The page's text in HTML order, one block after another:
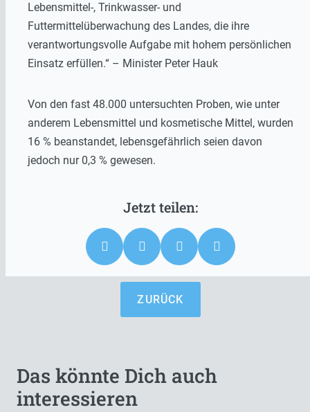
Lebensmittel-, Trinkwasser- und
Futtermittelüberwachung des Landes, die ihre
verantwortungsvolle Aufgabe mit hohem persönlichen
Einsatz erfüllen.“ – Minister Peter Hauk
Von den fast 48.000 untersuchten Proben, wie unter
anderem Lebensmittel und kosmetische Mittel, wurden
16 % beanstandet, lebensgefährlich seien davon
jedoch nur 0,3 % gewesen.
ZURÜCK
Das könnte Dich auch
interessieren